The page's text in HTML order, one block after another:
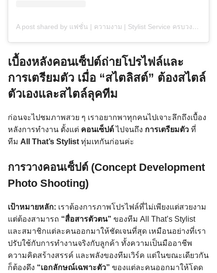
A post shared by แฟชั่น | ความงาม | Stylist Service ครบวงจร | Website blogs🌐 (@allthatsstylist)
เบื้องหลังคอนเซ็ปต์ถ่ายโปรไฟล์และ
การเตรียมตัว เมื่อ “สไตลิสต์” ต้องสไตล์
ตัวเองและสไตล์ลุคทีม
ก่อนจะไปชมภาพสวย ๆ เราอยากพาทุกคนไปเจาะลึกถึงเบื้อง
หลังการทำงาน ตั้งแต่ คอนเซ็ปต์ไปจนถึง การเตรียมตัว ที่
ทีม All That’s Stylist ทุ่มเทกันก่อนค่ะ
การวางคอนเซ็ปต์ (Concept Development
Photo Shooting)
เป้าหมายหลัก: เราต้องการภาพโปรไฟล์ที่ไม่เพียงแต่สวยงาม
แต่ต้องสามารถ “สื่อสารตัวตน” ของทีม All That’s Stylist
และสมาชิกแต่ละคนออกมาให้ชัดเจนที่สุด เหมือนอย่างที่เรา
ปรับใช้กับการทำงานจริงกับลูกค้า ทั้งความเป็นมืออาชีพ
ความคิดสร้างสรรค์ และพลังของทีมเวิร์ค แต่ในขณะเดียวกัน
ก็ต้องดึง “เอกลักษณ์เฉพาะตัว” ของแต่ละคนออกมาให้โดด